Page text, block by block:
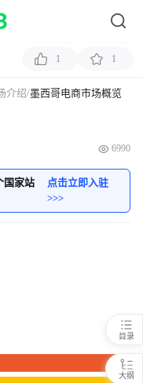
1 1
介绍/墨西哥电商市场概览
6990
国家站
点击立即入驻
>>>
目录
大纲